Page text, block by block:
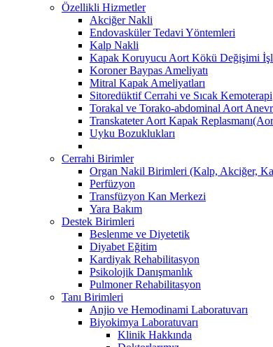
Özellikli Hizmetler
Akciğer Nakli
Endovasküler Tedavi Yöntemleri
Kalp Nakli
Kapak Koruyucu Aort Kökü Değişimi
Koroner Baypas Ameliyatı
Mitral Kapak Ameliyatları
Sitoredüktif Cerrahi ve Sıcak Kemoterapi
Torakal ve Torako-abdominal Aort
Transkateter Aort Kapak
Uyku Bozuklukları
Cerrahi Birimler
Organ Nakil Birimleri (Kalp, Akciğer,
Perfüzyon
Transfüzyon Kan Merkezi
Yara Bakım
Destek Birimleri
Beslenme ve Diyetetik
Diyabet Eğitim
Kardiyak Rehabilitasyon
Psikolojik Danışmanlık
Pulmoner Rehabilitasyon
Tanı Birimleri
Anjio ve Hemodinami Laboratuvarı
Biyokimya Laboratuvarı
Klinik Hakkında